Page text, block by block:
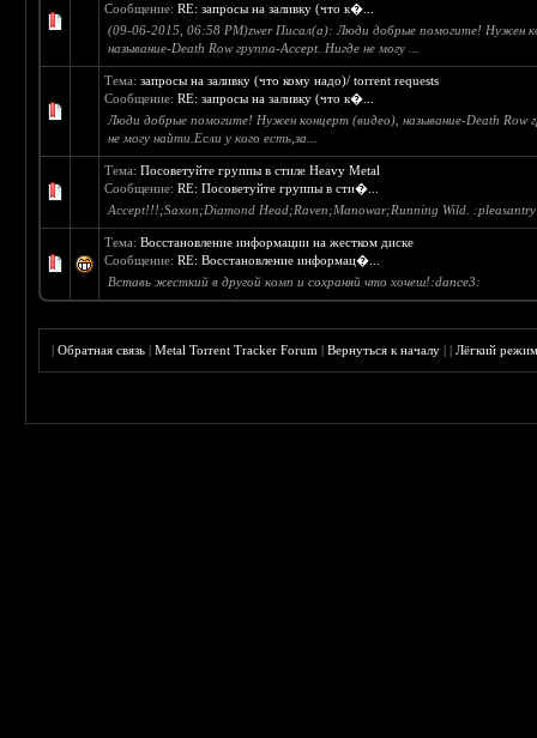
Сообщение:RE: запросы на заливку (что к�...
(09-06-2015, 06:58 PM)zwer Писал(а): Люди добрые помогите! Нужен
называние-Death Row группа-Accept. Нигде не могу ...
Тема:запросы на заливку (что кому надо)/ torrent requests
Сообщение:RE: запросы на заливку (что к�...
Люди добрые помогите! Нужен концерт (видео), называние-Death Row
не могу найти.Если у кого есть,за...
Тема:Посоветуйте группы в стиле Heavy Metal
Сообщение:RE: Посоветуйте группы в сти�...
Accept!!!;Saxon;Diamond Head;Raven;Manowar;Running Wild.
Тема:Восстановление информации на жестком диске
Сообщение:RE: Восстановление информац�...
Вставь жесткий в другой комп и сохраняй что хочеш!:dance3:
|Обратная связь |Metal Torrent Tracker Forum |Вернуться к началу ||Лёгкий